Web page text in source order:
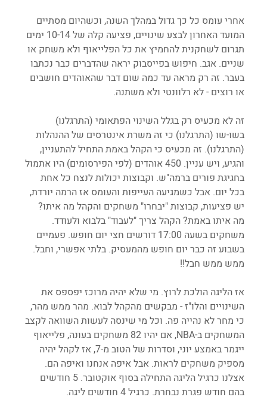
אחרי עומס כל כך גדול במהלך השנה, וכשהיום מסתיים
המועד האחרון לבצע שינויים, פציעה קלה של 10-14 ימים
תגרום לשחקנית להחמיץ את כל הפלייאוף ולא משחק או
שניים. אגב. חיפוש בפייסבוק יראה שהדברים כבר נכתבו
בעבר. זה רק מראה עד כמה שום דבר שהאוהדים חושבים
או רוצים - לא רלוונטי ולא משתנה.
זה לא מכעיס רק בגלל השינוי הפתאומי (התרגלנו)
בשו-שו (התרגלנו) כי זה משרת אינטרסים של ההנהלות
(התרגלנו). זה מכעיס כי הקהל באמת התחיל להתעניין,
והגיע, ויש עניין. 450 אוהדים (לפי הפירסומים) היו אתמול
בחגיגת פורים ברמה"ש. וקבוצות יכולות לנצח כל אחת
בכל יום. אבל כשמגיעה העייפות והעומס אז הרמה יורדת,
יש פציעות, קבוצות "יבחרו" משחקים והקהל מה איתו?
מה איתו באמת? הקהל צריך "לעבוד" בלבוא ולעודד.
משחקים בשעה 17:00 דורשים חצי יום חופש. פעמיים
בשבוע זה כבר יום חופש מהמעסיק. בלתי אפשרי, וחבל.
ממש ממש חבל!!
אז הליגה הולכת לרוץ. מי שלא יהיה מרוכז יפספס את
השינויים והלו"ז - מבקשים מהקהל לבוא. מהר ממש מהר,
כי מחר לא נהייה פה. וכל מי שינסה לעשות השוואה לקצב
המשחקים ב-NBA, אם יהיו 82 משחקים בעונה, פלייאוף
ייגמר באמצע יוני, וסדרות של הטוב מ-7, אז לקהל יהיה
מספיק משחקים לראות. אבל איפה אנחנו ואיפה הם.
אצלנו כרגיל הליגה התחילה בסוף אוקטובר. 5 חודשים
בהם חודש פגרת נבחרת. כרגיל 4 חודשים ליגה.